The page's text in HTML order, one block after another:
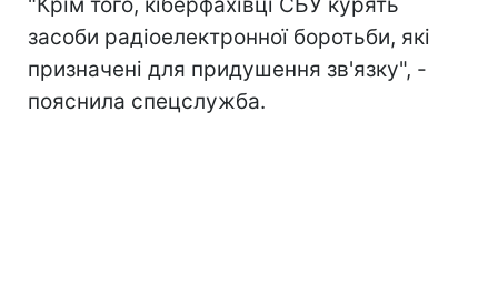
засоби радіоелектронної боротьби, які
призначені для придушення зв'язку", -
пояснила спецслужба.